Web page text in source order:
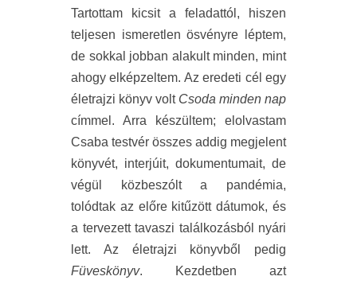
Tartottam kicsit a feladattól, hiszen
teljesen ismeretlen ösvényre léptem,
de sokkal jobban alakult minden, mint
ahogy elképzeltem. Az eredeti cél egy
életrajzi könyv volt Csoda minden nap
címmel. Arra készültem; elolvastam
Csaba testvér összes addig megjelent
könyvét, interjúit, dokumentumait, de
végül közbeszólt a pandémia,
tolódtak az előre kitűzött dátumok, és
a tervezett tavaszi találkozásból nyári
lett. Az életrajzi könyvből pedig
Füveskönyv. Kezdetben azt